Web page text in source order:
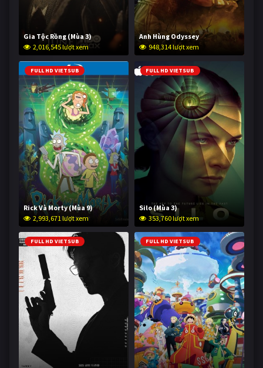
Gia Tộc Rồng (Mùa 3)
2,016,545 lượt xem
Anh Hùng Odyssey
948,314 lượt xem
FULL HD VIETSUB
Rick Và Morty (Mùa 9)
2,993,671 lượt xem
FULL HD VIETSUB
Silo (Mùa 3)
353,760 lượt xem
FULL HD VIETSUB FULL HD VIETSUB